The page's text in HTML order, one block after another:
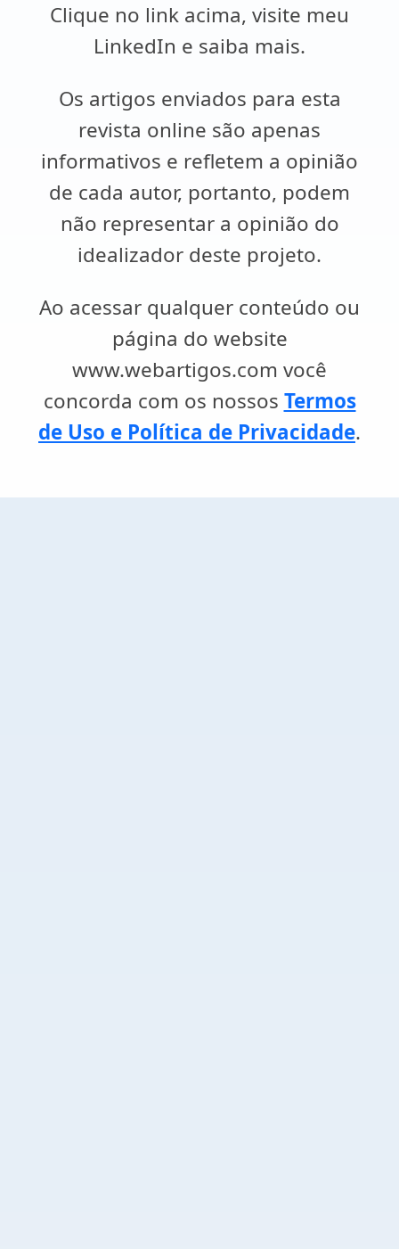
Clique no link acima, visite meu
LinkedIn e saiba mais.
Os artigos enviados para esta
revista online são apenas
informativos e refletem a opinião
de cada autor, portanto, podem
não representar a opinião do
idealizador deste projeto.
Ao acessar qualquer conteúdo ou
página do website
www.webartigos.com você
concorda com os nossos Termos
de Uso e Política de Privacidade.